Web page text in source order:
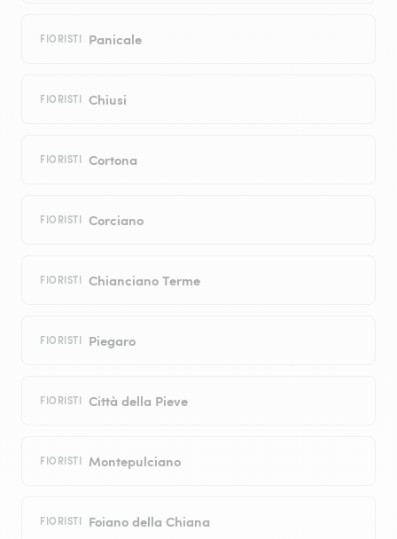
FIORISTI Panicale
FIORISTI Chiusi
FIORISTI Cortona
FIORISTI Corciano
FIORISTI Chianciano Terme
FIORISTI Piegaro
FIORISTI Città della Pieve
FIORISTI Montepulciano
FIORISTI Foiano della Chiana